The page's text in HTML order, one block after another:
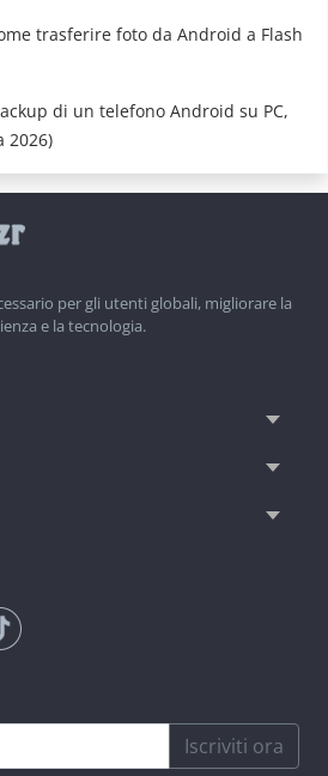
trasferire foto da Android a Flash
di un telefono Android su PC,
2026)
per gli utenti globali, migliorare la
e la tecnologia.
Iscriviti ora